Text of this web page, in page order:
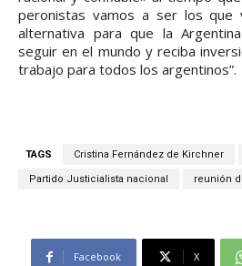
peronistas vamos a ser los que
alternativa para que la
seguir en el mundo y reciba
trabajo para todos los argentinos”.
TAGS Cristina Fernández de Kirchner
Partido Justicialista nacional reunión
Facebook X